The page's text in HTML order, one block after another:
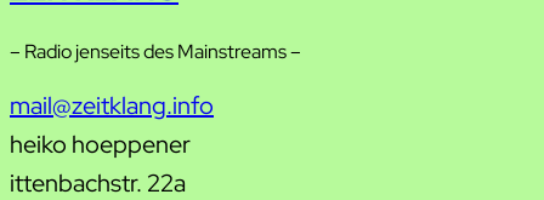
– Radio jenseits des Mainstreams –
mail@zeitklang.info
heiko hoeppener
ittenbachstr. 22a